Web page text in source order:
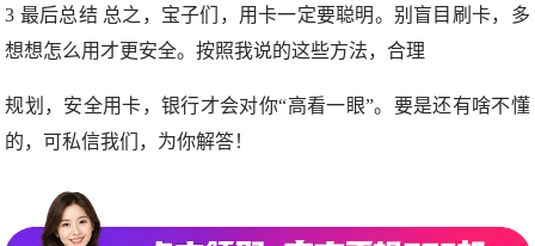
3 最后总结 总之，宝子们，用卡一定要聪明。别盲目刷卡，多
想想怎么用才更安全。按照我说的这些方法，合理
规划，安全用卡，银行才会对你“高看一眼”。要是还有啥不懂
的，可私信我们，为你解答！